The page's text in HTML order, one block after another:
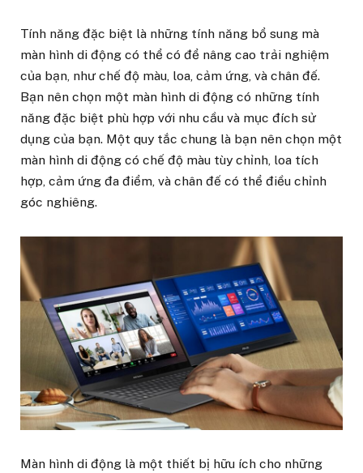
Tính năng đặc biệt là những tính năng bổ sung mà
màn hình di động có thể có để nâng cao trải nghiệm
của bạn, như chế độ màu, loa, cảm ứng, và chân đế.
Bạn nên chọn một màn hình di động có những tính
năng đặc biệt phù hợp với nhu cầu và mục đích sử
dụng của bạn. Một quy tắc chung là bạn nên chọn một
màn hình di động có chế độ màu tùy chỉnh, loa tích
hợp, cảm ứng đa điểm, và chân đế có thể điều chỉnh
góc nghiêng.
Màn hình di động là một thiết bị hữu ích cho những